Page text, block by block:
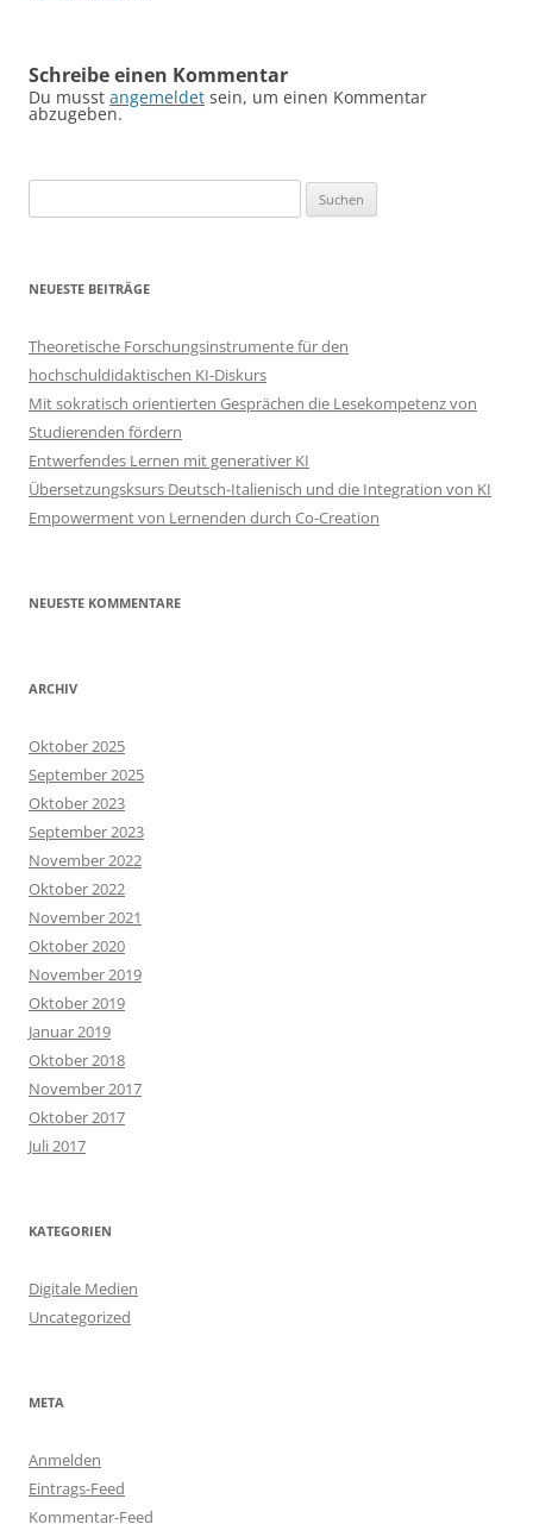
Schreibe einen Kommentar
Du musst angemeldet sein, um einen Kommentar
abzugeben.
nach:
NEUESTE BEITRÄGE
Theoretische Forschungsinstrumente für den
hochschuldidaktischen KI-Diskurs
Mit sokratisch orientierten Gesprächen die Lesekompetenz von
Studierenden fördern
Entwerfendes Lernen mit generativer KI
Übersetzungsksurs Deutsch-Italienisch und die Integration von KI
Empowerment von Lernenden durch Co-Creation
NEUESTE KOMMENTARE
ARCHIV
Oktober 2025
September 2025
Oktober 2023
September 2023
November 2022
Oktober 2022
November 2021
Oktober 2020
November 2019
Oktober 2019
Januar 2019
Oktober 2018
November 2017
Oktober 2017
Juli 2017
KATEGORIEN
Digitale Medien
Uncategorized
META
Anmelden
Eintrags-Feed
Kommentar-Feed